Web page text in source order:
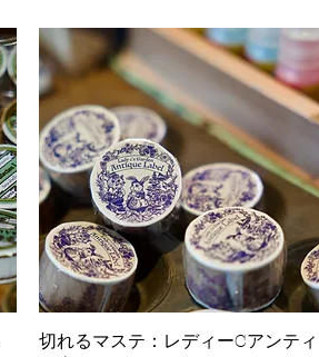
快速瀏覽
切れるマステ：レディーCアンティ